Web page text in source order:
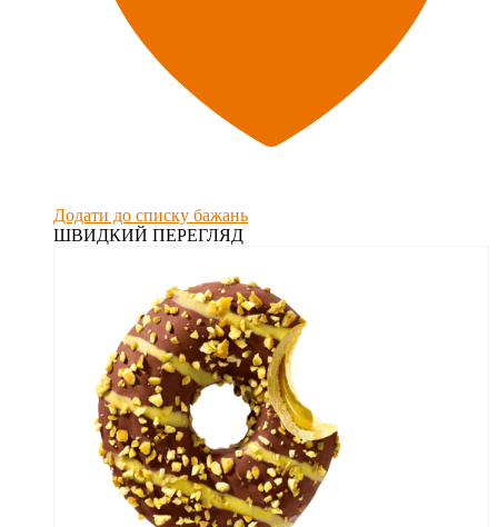
Додати до списку бажань
ШВИДКИЙ ПЕРЕГЛЯД